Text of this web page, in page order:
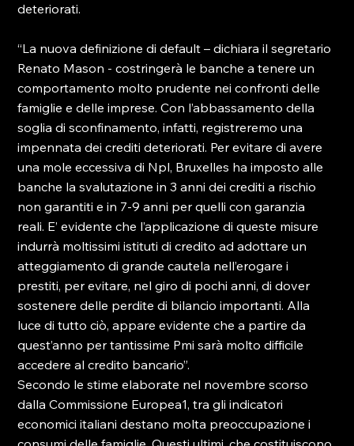
deteriorati.
“La nuova definizione di default – dichiara il segretario
Renato Mason - costringerà le banche a tenere un
comportamento molto prudente nei confronti delle
famiglie e delle imprese. Con l’abbassamento della
soglia di sconfinamento, infatti, registreremo una
impennata dei crediti deteriorati. Per evitare di avere
una mole eccessiva di Npl, Bruxelles ha imposto alle
banche la svalutazione in 3 anni dei crediti a rischio
non garantiti e in 7-9 anni per quelli con garanzia
reali. E’ evidente che l’applicazione di queste misure
indurrà moltissimi istituti di credito ad adottare un
atteggiamento di grande cautela nell’erogare i
prestiti, per evitare, nel giro di pochi anni, di dover
sostenere delle perdite di bilancio importanti. Alla
luce di tutto ciò, appare evidente che a partire da
quest’anno per tantissime Pmi sarà molto difficile
accedere al credito bancario”.
Secondo le stime elaborate nel novembre scorso
dalla Commissione Europea1, tra gli indicatori
economici italiani destano molta preoccupazione i